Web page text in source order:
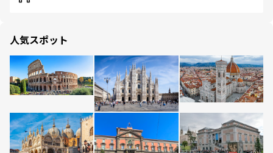
人気スポット